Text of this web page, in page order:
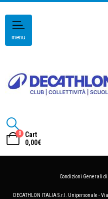
menu
0
Cart
0,00€
Condizioni Generali
DECATHLON ITALIA S.r.l. Unipersonale -